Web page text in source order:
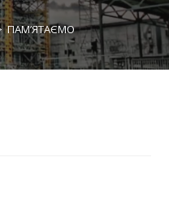
ПАМ’ЯТАЄМО